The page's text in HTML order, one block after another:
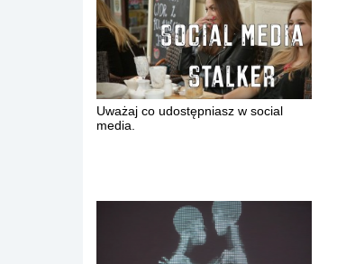
Uważaj co udostępniasz w social
media.